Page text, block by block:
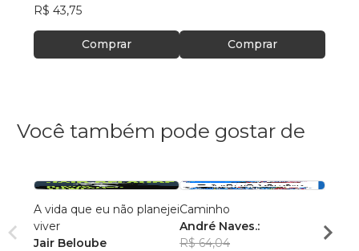
R$ 43,75
Comprar Comprar
Você também pode gostar de
A vida que eu não planejei
viver
Jair Beloube
Caminho
André Naves.:
R$ 64,04